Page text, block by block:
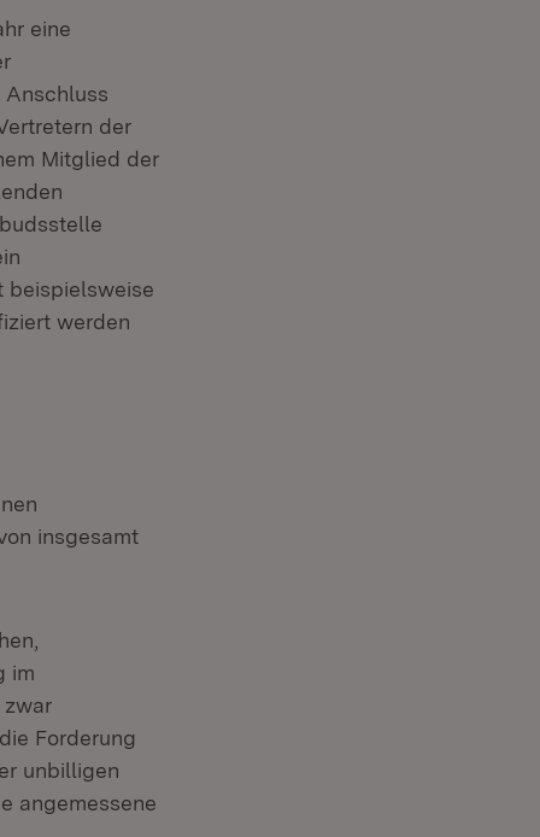
eine
Anschluss
der
Mitglied der
beispielsweise
werden
insgesamt
im
zwar
Forderung
unbilligen
angemessene